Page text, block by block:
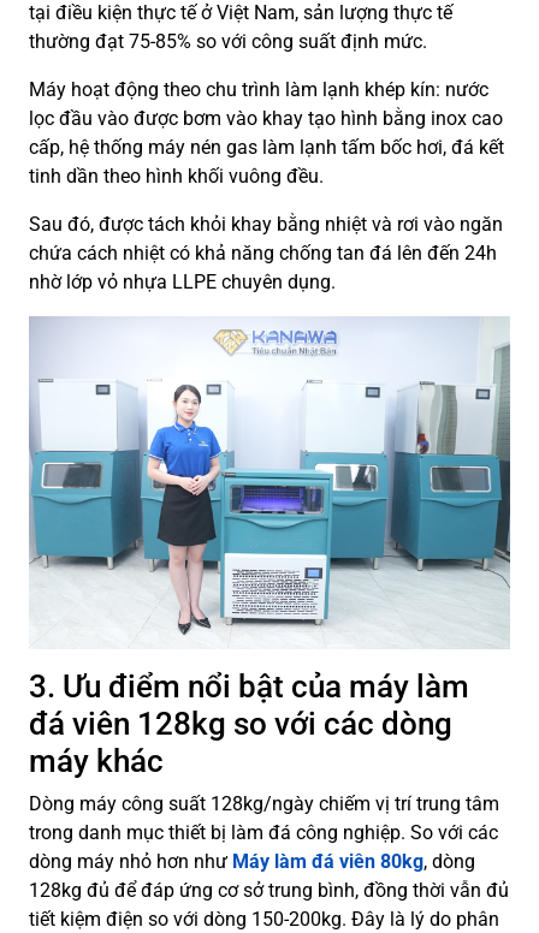
tại điều kiện thực tế ở Việt Nam, sản lượng thực tế
thường đạt 75-85% so với công suất định mức.
Máy hoạt động theo chu trình làm lạnh khép kín: nước
lọc đầu vào được bơm vào khay tạo hình bằng inox cao
cấp, hệ thống máy nén gas làm lạnh tấm bốc hơi, đá kết
tinh dần theo hình khối vuông đều.
Sau đó, được tách khỏi khay bằng nhiệt và rơi vào ngăn
chứa cách nhiệt có khả năng chống tan đá lên đến 24h
nhờ lớp vỏ nhựa LLPE chuyên dụng.
3. Ưu điểm nổi bật của máy làm
đá viên 128kg so với các dòng
máy khác
Dòng máy công suất 128kg/ngày chiếm vị trí trung tâm
trong danh mục thiết bị làm đá công nghiệp. So với các
dòng máy nhỏ hơn như Máy làm đá viên 80kg, dòng
128kg đủ để đáp ứng cơ sở trung bình, đồng thời vẫn đủ
tiết kiệm điện so với dòng 150-200kg. Đây là lý do phân